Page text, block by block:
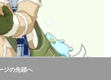
ジの先頭へ